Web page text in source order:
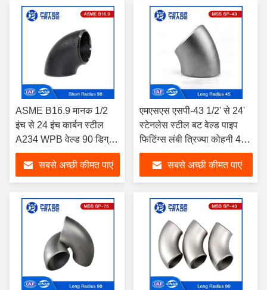
ASME B16.9 मानक 1/2
इंच से 24 इंच कार्बन स्टील
A234 WPB वेल्ड 90 डिग्री
लघु त्रिज्या कोहनी SCH 40
सबसे अच्छी कीमत पाएं
एमएसएस एसपी-43 1/2' से 24'
स्टेनलेस स्टील बट वेल्ड पाइप
फिटिंग्स लंबी त्रिज्या कोहनी 45
डिग्री कोहनी
सबसे अच्छी कीमत पाएं